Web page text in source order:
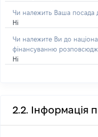
Чи належить Ваша посада
Ні
Чи належите Ви до
фінансуванню
Ні
2.2. Інформація